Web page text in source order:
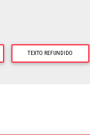
TEXTO REFUNDIDO